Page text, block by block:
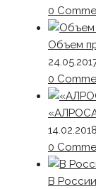
0
Объем
0
14.02.2018
0
В